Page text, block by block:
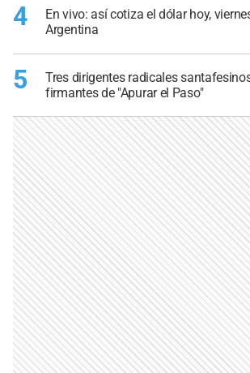
4
En vivo: así cotiza el dólar hoy,
Argentina
5
Tres dirigentes radicales
firmantes de "Apurar el Paso"